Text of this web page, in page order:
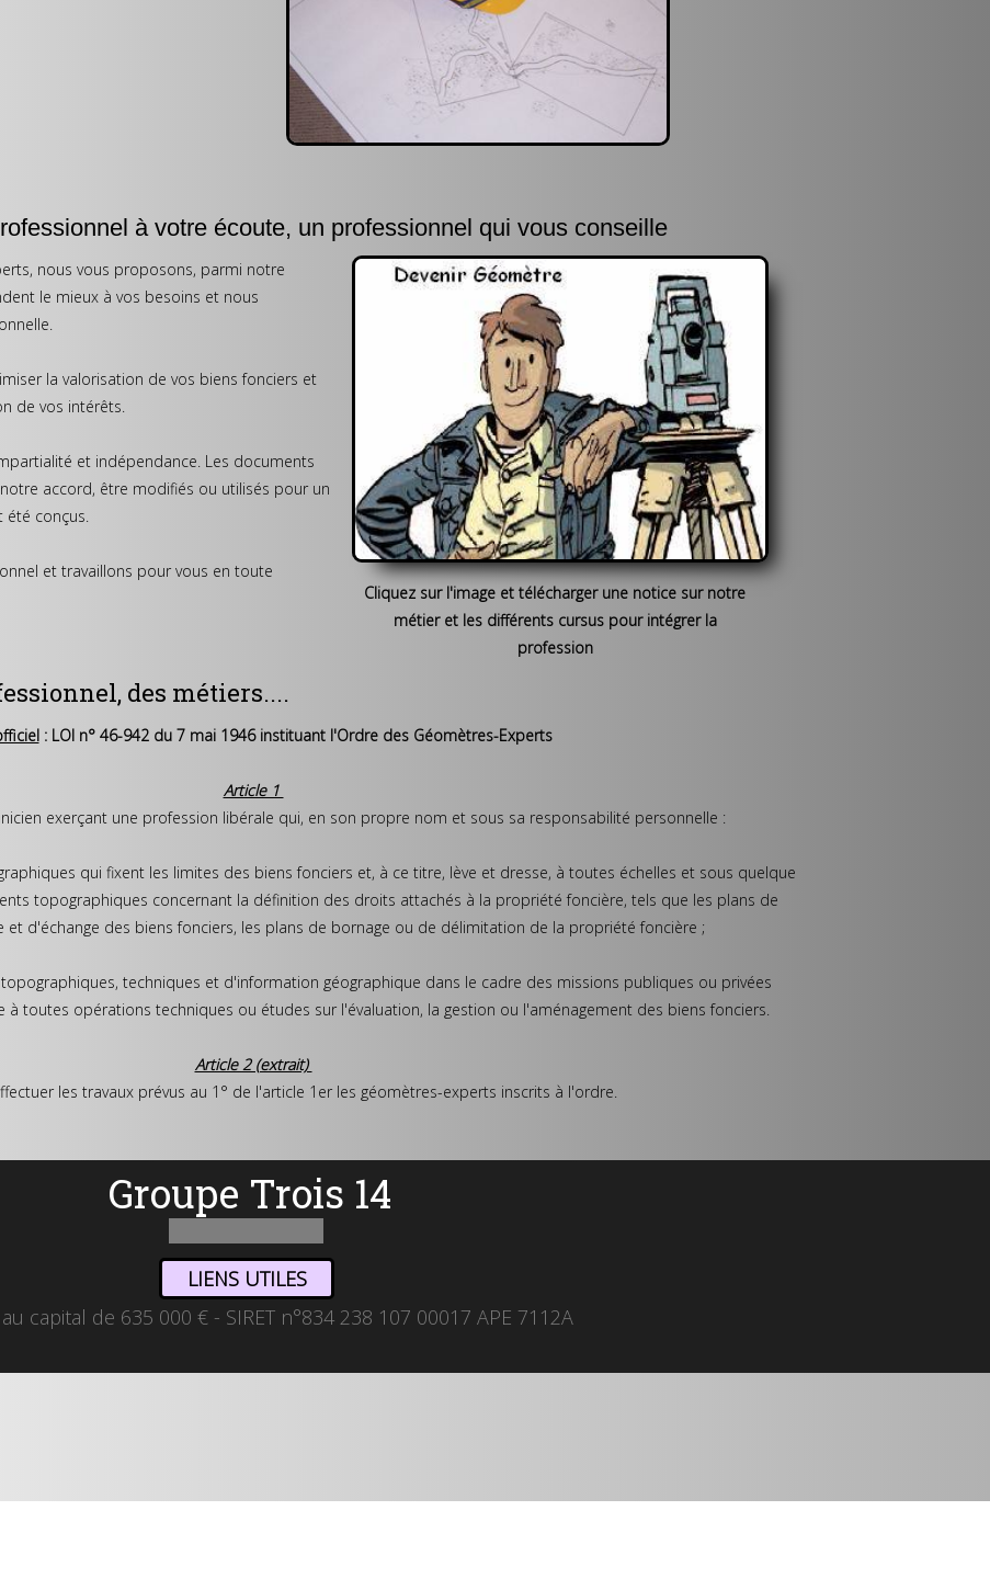
à votre écoute, un professionnel qui vous conseille
nous vous proposons, parmi notre
le mieux à vos besoins et nous
la valorisation de vos biens fonciers et
de vos intérêts.
et indépendance. Les documents
accord, être modifiés ou utilisés pour un
été conçus.
et travaillons pour vous en toute
Cliquez sur l'image et télécharger une notice sur notre
métier et les différents cursus pour intégrer la
profession
des métiers....
: LOI n° 46-942 du 7 mai 1946 instituant l'Ordre des Géomètres-Experts
Article 1
exerçant une profession libérale qui, en son propre nom et sous sa responsabilité personnelle :
qui fixent les limites des biens fonciers et, à ce titre, lève et dresse, à toutes échelles et sous quelque
topographiques concernant la définition des droits attachés à la propriété foncière, tels que les plans de
et d'échange des biens fonciers, les plans de bornage ou de délimitation de la propriété foncière ;
techniques et d'information géographique dans le cadre des missions publiques ou privées
toutes opérations techniques ou études sur l'évaluation, la gestion ou l'aménagement des biens fonciers.
Article 2 (extrait)
les travaux prévus au 1° de l'article 1er les géomètres-experts inscrits à l'ordre.
Groupe Trois 14
au capital de 635 000 € - SIRET n°834 238 107 00017 APE 7112A
LIENS UTILES